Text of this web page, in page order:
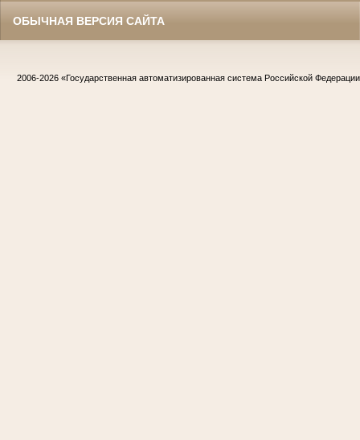
ОБЫЧНАЯ ВЕРСИЯ САЙТА
2006-2026 «Государственная автоматизированная система Российской